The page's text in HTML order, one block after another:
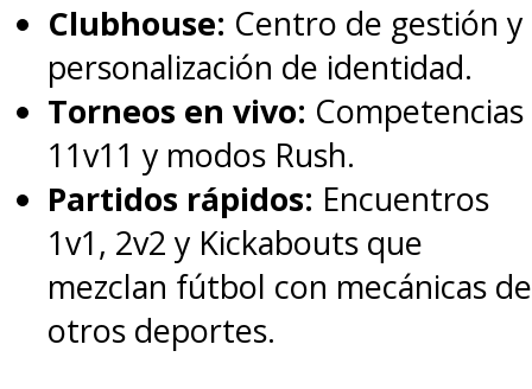
Clubhouse: Centro de gestión y
personalización de identidad.
Torneos en vivo: Competencias
11v11 y modos Rush.
Partidos rápidos: Encuentros
1v1, 2v2 y Kickabouts que
mezclan fútbol con mecánicas de
otros deportes.